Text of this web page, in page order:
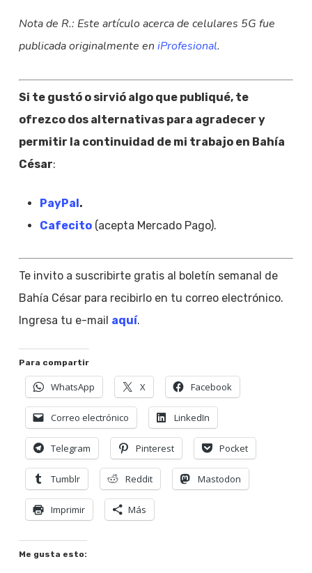
Nota de R.: Este artículo acerca de celulares 5G fue
publicada originalmente en iProfesional.
Si te gustó o sirvió algo que publiqué, te
ofrezco dos alternativas para agradecer y
permitir la continuidad de mi trabajo en Bahía
César:
PayPal.
Cafecito(acepta Mercado Pago).
Te invito a suscribirte gratis al boletín semanal de
Bahía César para recibirlo en tu correo electrónico.
Ingresa tu e-mail aquí.
Para compartir
WhatsApp X Facebook
Correo electrónico LinkedIn
Telegram Pinterest Pocket
Tumblr Reddit Mastodon
Imprimir Más
Me gusta esto: